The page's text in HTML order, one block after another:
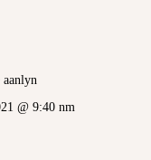
aanlyn
@ 9:40 nm